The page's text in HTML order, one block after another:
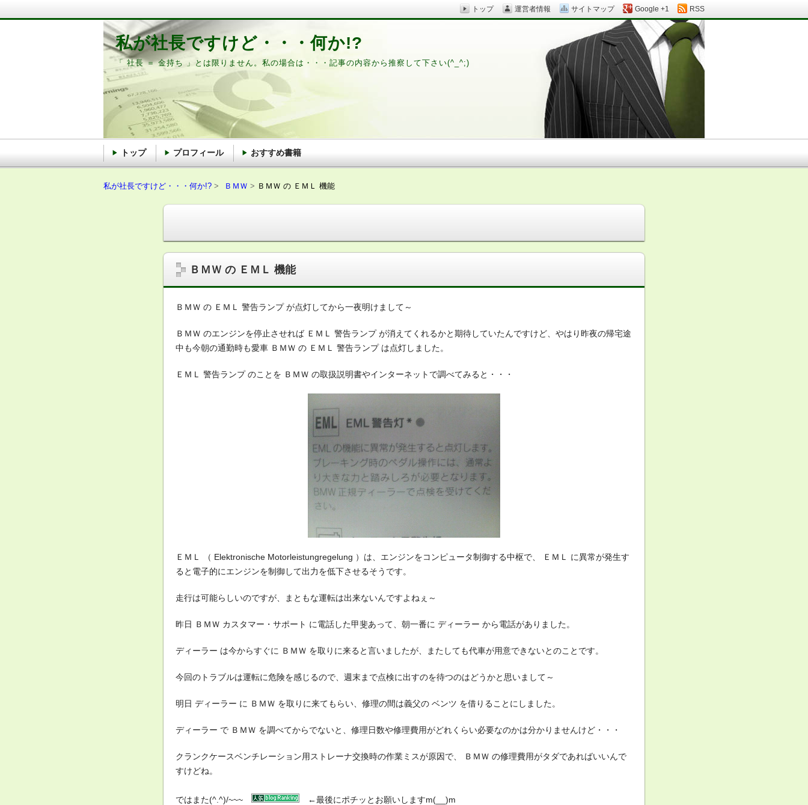
ＢＭＷ の ＥＭＬ 機能
ＢＭＷ の ＥＭＬ 警告ランプ が点灯してから一夜明けまして～
ＢＭＷ のエンジンを停止させれば ＥＭＬ 警告ランプ が消えてくれるかと期待していたんですけど、やはり昨夜の帰宅途
中も今朝の通勤時も愛車 ＢＭＷ の ＥＭＬ 警告ランプ は点灯しました。
ＥＭＬ 警告ランプ のことを ＢＭＷ の取扱説明書やインターネットで調べてみると・・・
ＥＭＬ （ Elektronische Motorleistungregelung ）は、エンジンをコンピュータ制御する中枢で、 ＥＭＬ に異常が発生す
ると電子的にエンジンを制御して出力を低下させるそうです。
走行は可能らしいのですが、まともな運転は出来ないんですよねぇ～
昨日 ＢＭＷ カスタマー・サポート に電話した甲斐あって、朝一番に ディーラー から電話がありました。
ディーラー は今からすぐに ＢＭＷ を取りに来ると言いましたが、またしても代車が用意できないとのことです。
今回のトラブルは運転に危険を感じるので、週末まで点検に出すのを待つのはどうかと思いまして～
明日 ディーラー に ＢＭＷ を取りに来てもらい、修理の間は義父の ベンツ を借りることにしました。
ディーラー で ＢＭＷ を調べてからでないと、修理日数や修理費用がどれくらい必要なのかは分かりませんけど・・・
クランクケースベンチレーション用ストレーナ交換時の作業ミスが原因で、 ＢＭＷ の修理費用がタダであればいいんで
すけどね。
ではまた(^.^)/~~~ ←最後にポチッとお願いしますm(__)m
私が社長ですけど・・・何か!? ＢＭＷ ＢＭＷ の ＥＭＬ 機能
私が社長ですけど・・・何か!?
「 社長 ＝ 金持ち 」とは限りません。私の場合は・・・記事の内容から推察して下さい(^_^;)
トップ プロフィール おすすめ書籍
運営者情報 サイトマップ Google +1 RSS
トップ